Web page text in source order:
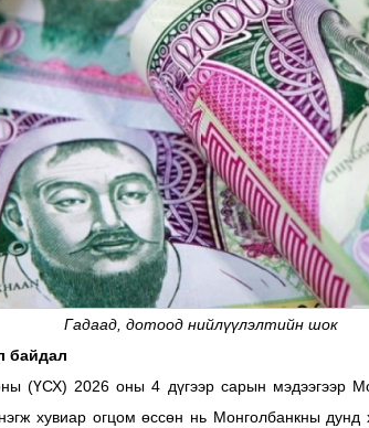
Гадаад, дотоод нийлүүлэлтийн шок
байдал
(ҮСХ) 2026 оны 4 дүгээр сарын мэдээгээр
хувиар огцом өссөн нь Монголбанкны дунд